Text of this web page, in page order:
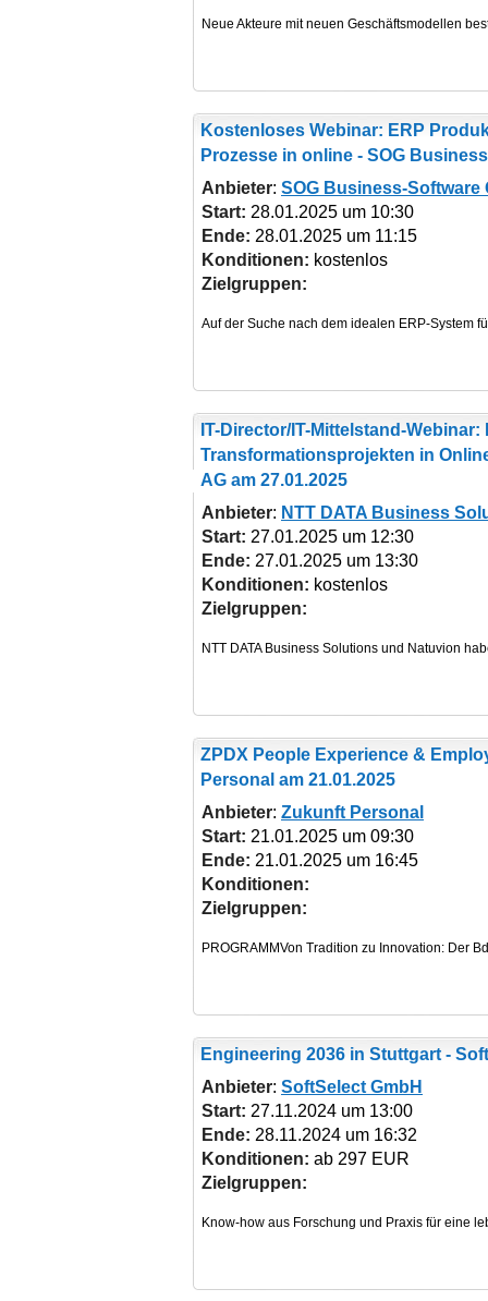
Kostenloses Webinar: ERP
Prozesse in online - SOG
Anbieter: SOG Business-Software
Start: 28.01.2025 um 10:30
Ende: 28.01.2025 um 11:15
Konditionen: kostenlos
Zielgruppen:
IT-Director/IT-Mittelstand-
Transformationsprojekten in
AG am 27.01.2025
Anbieter: NTT DATA Business
Start: 27.01.2025 um 12:30
Ende: 27.01.2025 um 13:30
Konditionen: kostenlos
Zielgruppen:
ZPDX People Experience &
Personal am 21.01.2025
Anbieter: Zukunft Personal
Start: 21.01.2025 um 09:30
Ende: 21.01.2025 um 16:45
Konditionen:
Zielgruppen:
Engineering 2036 in Stuttgart -
Anbieter: SoftSelect GmbH
Start: 27.11.2024 um 13:00
Ende: 28.11.2024 um 16:32
Konditionen: ab 297 EUR
Zielgruppen: